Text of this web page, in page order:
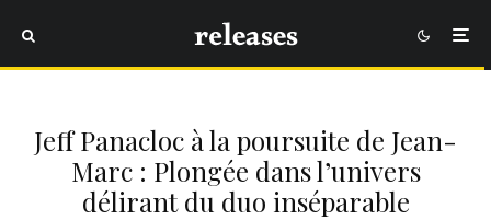
Jeff Panacloc à la poursuite de Jean-
Marc : Plongée dans l’univers
délirant du duo inséparable